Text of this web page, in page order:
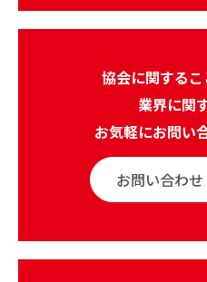
協会に関するこ
業界に関
お気軽にお問い
お問い合わせ